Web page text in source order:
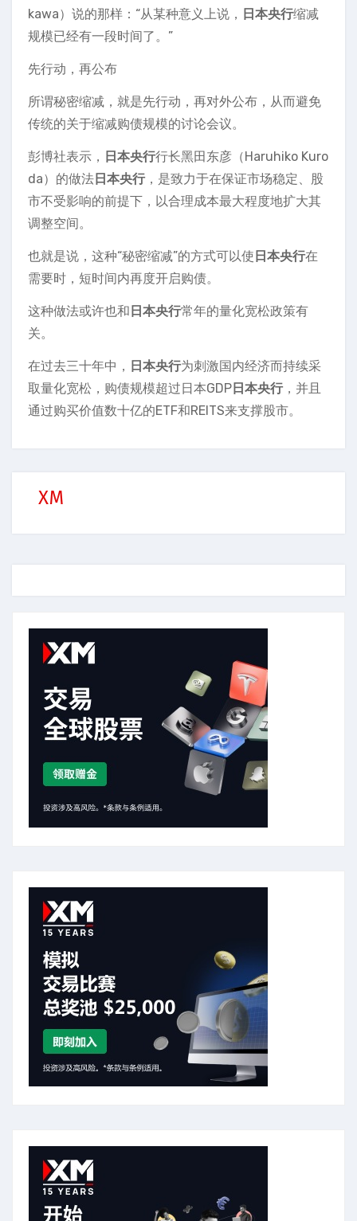
kawa）说的那样：“从某种意义上说， 日本央行缩减
规模已经有一段时间了。”
先行动，再公布
所谓秘密缩减，就是先行动，再对外公布，从而避免
传统的关于缩减购债规模的讨论会议。
彭博社表示， 日本央行行长黑田东彦（Haruhiko Kuro
da）的做法 日本央行，是致力于在保证市场稳定、股
市不受影响的前提下，以合理成本最大程度地扩大其
调整空间。
也就是说，这种“秘密缩减”的方式可以使 日本央行在
需要时，短时间内再度开启购债。
这种做法或许也和 日本央行常年的量化宽松政策有
关。
在过去三十年中， 日本央行为刺激国内经济而持续采
取量化宽松，购债规模超过日本GDP 日本央行，并且
通过购买价值数十亿的ETF和REITS来支撑股市。
XM